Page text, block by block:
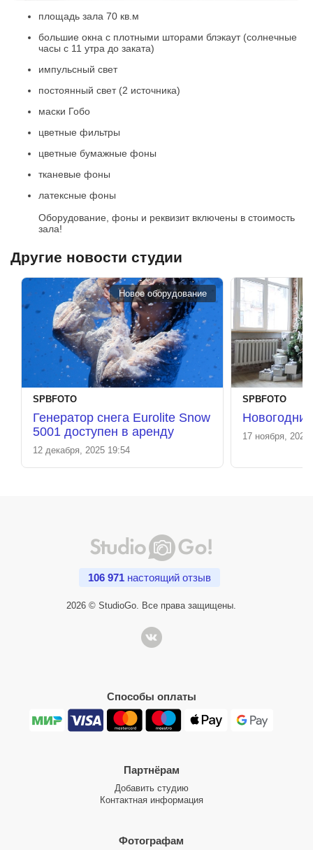
площадь зала 70 кв.м
большие окна с плотными шторами блэкаут (солнечные
часы с 11 утра до заката)
импульсный свет
постоянный свет (2 источника)
маски Гобо
цветные фильтры
цветные бумажные фоны
тканевые фоны
латексные фоны
Оборудование, фоны и реквизит включены в стоимость
зала!
Другие новости студии
Новое оборудование
SPBFOTO
Генератор снега Eurolite Snow
5001 доступен в аренду
12 декабря, 2025 19:54
SPBFOTO
17 ноября, 2025
106 971 настоящий отзыв
2026 © StudioGo. Все права защищены.
Способы оплаты
Партнёрам
Добавить студию
Контактная информация
Фотографам